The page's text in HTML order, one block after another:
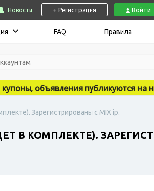
Новости + Регистрация Войти
FAQ Правила
объявления публикуются на
Зарегистрированы с MIX ip.
В КОМПЛЕКТЕ).